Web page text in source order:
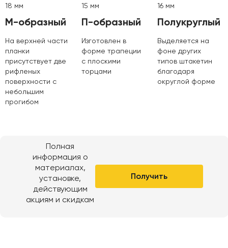
18 мм
М-образный
На верхней части
планки
присутствует две
рифленых
поверхности с
небольшим
прогибом
15 мм
П-образный
Изготовлен в
форме трапеции
с плоскими
торцами
16 мм
Полукруглый
Выделяется на
фоне других
типов штакетин
благодаря
округлой форме
Полная
информация о
материалах,
установке,
действующим
акциям и скидкам
Получить